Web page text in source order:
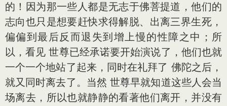
的！因为那一些人都是无志于佛菩提道，他们的
志向也只是想要赶快求得解脱、出离三界生死，
偏偏到最后反而退失到增上慢的性障之中；所
以，看见 世尊已经承诺要开始演说了，他们也就
一个一个地站了起来，同时在礼拜了 佛陀之后，
就又同时离去了。当然 世尊早就知道这些人会当
场离去，所以也就静静的看著他们离开，并没有